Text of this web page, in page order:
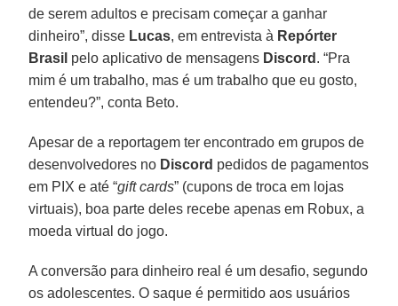
de serem adultos e precisam começar a ganhar
dinheiro”, disse Lucas, em entrevista à Repórter
Brasil pelo aplicativo de mensagens Discord . “Pra
mim é um trabalho, mas é um trabalho que eu gosto,
entendeu?”, conta Beto.
Apesar de a reportagem ter encontrado em grupos de
desenvolvedores no Discord pedidos de pagamentos
em PIX e até “gift cards” (cupons de troca em lojas
virtuais), boa parte deles recebe apenas em Robux, a
moeda virtual do jogo.
A conversão para dinheiro real é um desafio, segundo
os adolescentes. O saque é permitido aos usuários